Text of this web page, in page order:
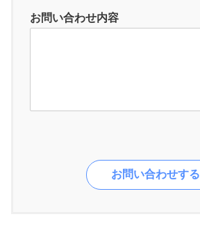
お問い合わせ内容
お問い合わせする